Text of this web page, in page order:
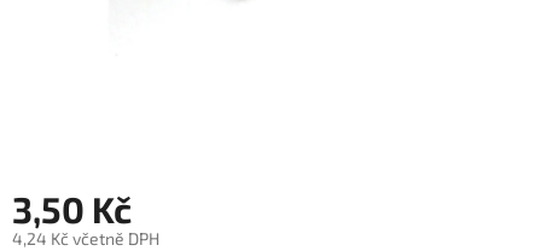
3,50 Kč
4,24 Kč včetně DPH